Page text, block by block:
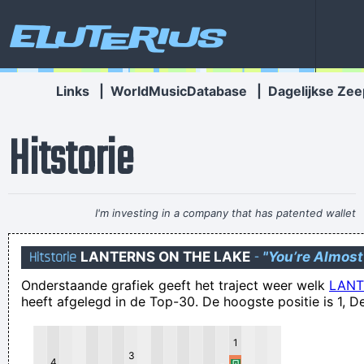
Eluterius
Links WorldMusicDatabase Dagelijkse
Hitstorie
I'm investing in a company that has patented wallet
technology that will deodorize currency That way people won
´ t have to deal with money that smells funny~ Moby
It comes from the streets. Like the Blues Man improvising
with the raw guitarsound, I do the same with my
Moest er morgen een nucleaire oorlog uitbreken, dan zou
Hitstorie LANTERNS ON THE LAKE - "You’re
Onderstaande grafiek geeft het traject weer welk
heeft afgelegd in de Top-30. De hoogste positie is 1,
3
1